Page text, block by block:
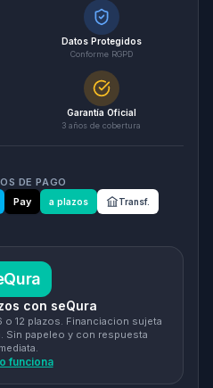
Datos Protegidos
Conforme RGPD
Garantía Oficial
3 años de cobertura
DE PAGO
Pay a plazos Transf.
con seQura
o 12 plazos. Financiacion sujeta
Sin papeleo y con respuesta
funciona